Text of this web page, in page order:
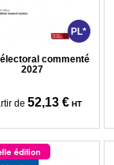
PL*
commenté
2027
de 52,13 € HT